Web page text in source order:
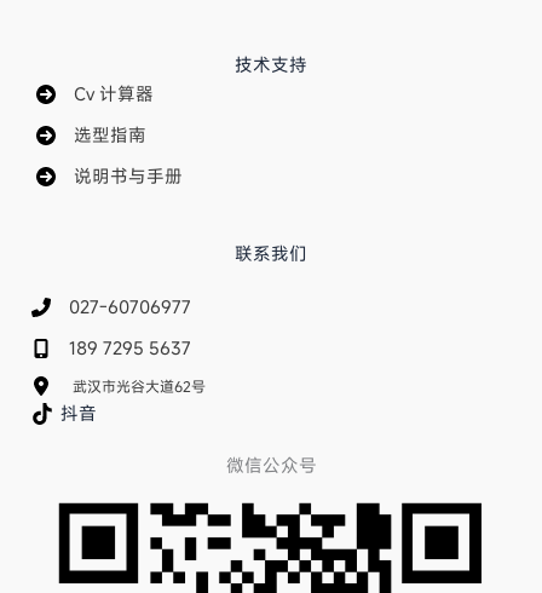
技术支持
Cv 计算器
选型指南
说明书与手册
联系我们
027-60706977
189 7295 5637
武汉市光谷大道62号
抖音
微信公众号